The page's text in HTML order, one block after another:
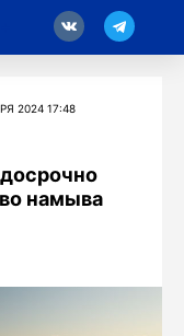
2024 17:48
намыва